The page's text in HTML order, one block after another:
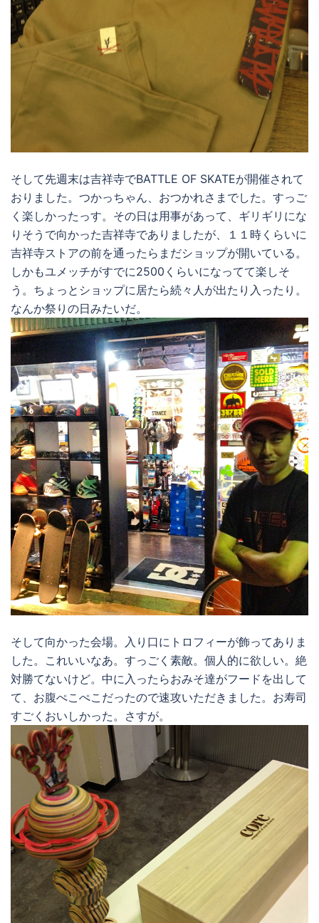
そして先週末は吉祥寺でBATTLE OF SKATEが開催されて
おりました。つかっちゃん、おつかれさまでした。すっご
く楽しかったっす。その日は用事があって、ギリギリにな
りそうで向かった吉祥寺でありましたが、１１時くらいに
吉祥寺ストアの前を通ったらまだショップが開いている。
しかもユメッチがすでに2500くらいになってて楽しそ
う。ちょっとショップに居たら続々人が出たり入ったり。
なんか祭りの日みたいだ。
そして向かった会場。入り口にトロフィーが飾ってありま
した。これいいなあ。すっごく素敵。個人的に欲しい。絶
対勝てないけど。中に入ったらおみそ達がフードを出して
て、お腹ぺこぺこだったので速攻いただきました。お寿司
すごくおいしかった。さすが。